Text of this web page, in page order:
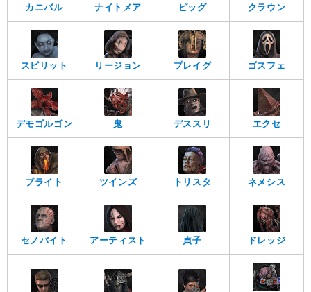
カニバル ナイトメア ピッグ クラウン
スピリット リージョン プレイグ ゴスフェ
デモゴルゴン 鬼 デススリ エクセ
ブライト ツインズ トリスタ ネメシス
セノバイト アーティスト 貞子 ドレッジ